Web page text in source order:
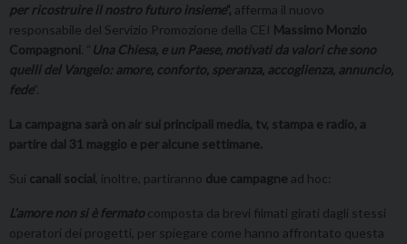
per ricostruire il nostro futuro insieme”, afferma il nuovo
responsabile del Servizio Promozione della CEI Massimo Monzio
Compagnoni . “ Una Chiesa, e un Paese, motivati da valori che sono
quelli del Vangelo: amore, conforto, speranza, accoglienza, annuncio,
fede”.
La campagna sarà on air sui principali media, tv, stampa e radio, a
partire dal 31 maggio e per alcune settimane.
Sui canali social , inoltre, partiranno due campagne ad hoc:
L’amore non si è fermato composta da brevi filmati girati dagli stessi
operatori dei progetti, per spiegare come hanno affrontato questa